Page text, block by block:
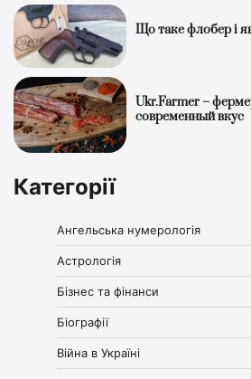
Що таке флобер і
Ukr.Farmer –
современный вкус
Категорії
Ангельська нумерологія
Астрологія
Бізнес та фінанси
Біографії
Війна в Україні